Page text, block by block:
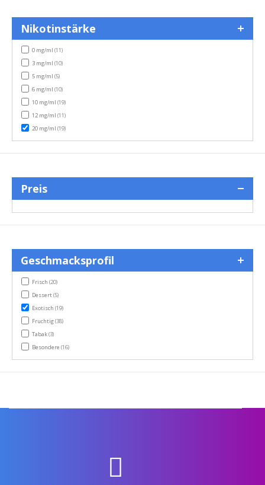
Nikotinstärke
0 mg/ml(11)items
3 mg/ml(10)items
5 mg/ml(5)items
6 mg/ml(10)items
10 mg/ml(19)items
12 mg/ml(11)items
20 mg/ml(19)items
Preis
Geschmacksprofil
Frisch(20)items
Dessert(5)items
Exotisch(19)items
Fruchtig(38)items
Tabak(3)items
Besondere(16)items